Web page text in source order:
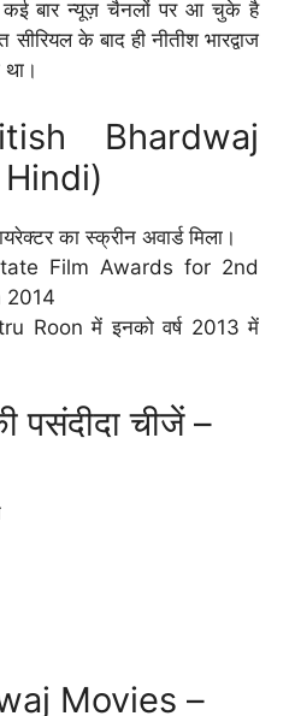
कई बार न्यूज़ चैनलों पर आ चुके है
के बाद ही नीतीश भारद्वाज
था।
Bhardwaj
का स्क्रीन अवार्ड मिला।
Film Awards for 2nd
2014
Roon में इनको वर्ष 2013 में
पसंदीदा चीजें –
Movies –